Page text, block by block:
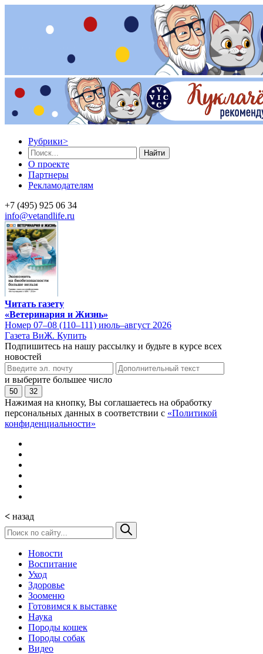
Рубрики>
Найти
О проекте
Партнеры
Рекламодателям
+7 (495) 925 06 34
info@vetandlife.ru
Читать газету
«Ветеринария и Жизнь»
Номер 07–08 (110–111) июль–август 2026
Газета ВиЖ. Купить
Подпишитесь на нашу рассылку и будьте в курсе всех
новостей
и выберите большее число
50 32
Нажимая на кнопку, Вы соглашаетесь на обработку
персональных данных в соответствии с «Политикой
конфиденциальности»
< назад
Новости
Воспитание
Уход
Здоровье
Зооменю
Готовимся к выставке
Наука
Породы кошек
Породы собак
Видео